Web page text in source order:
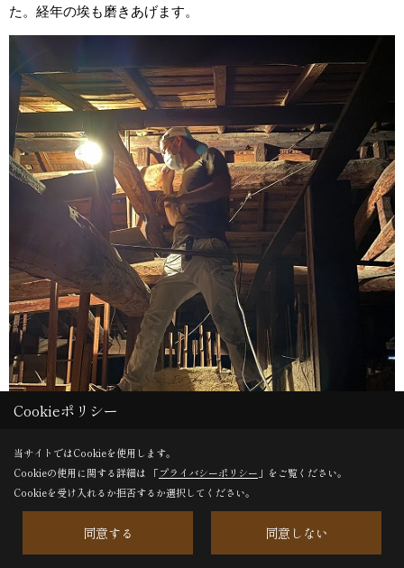
た。経年の埃も磨きあげます。
Cookieポリシー
当サイトではCookieを使用します。
Cookieの使用に関する詳細は 「プライバシーポリシー 」をご覧ください。
Cookieを受け入れるか拒否するか選択してください。
同意する 同意しない